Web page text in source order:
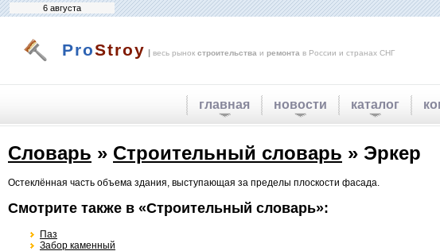
6 августа
ProStroy | весь рынок строительства и ремонта в России и странах СНГ
главная новости каталог
Словарь » Строительный словарь » Эркер
Остеклённая часть объема здания, выступающая за пределы плоскости фасада.
Смотрите также в «Строительный словарь»:
Паз
Забор каменный